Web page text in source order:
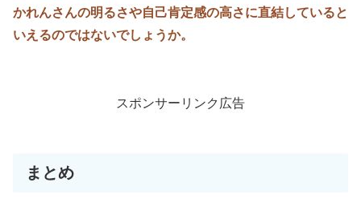
かれんさんの明るさや自己肯定感の高さに直結していると
いえるのではないでしょうか。
スポンサーリンク広告
まとめ